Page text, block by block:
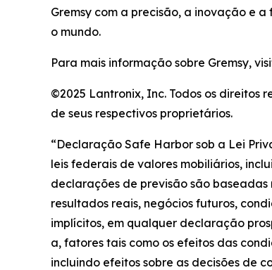
Gremsy com a precisão, a inovação e
o mundo.
Para mais informação sobre Gremsy,
©2025 Lantronix, Inc. Todos os direitos
de seus respectivos proprietários.
“Declaração Safe Harbor sob a Lei
leis federais de valores mobiliários,
declarações de previsão são baseadas
resultados reais, negócios futuros,
implícitos, em qualquer declaração
a, fatores tais como os efeitos das
incluindo efeitos sobre as decisões de